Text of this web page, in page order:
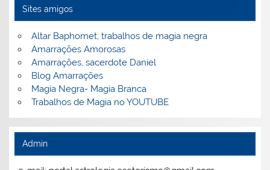
Sites amigos
Altar Baphomet, trabalhos de magia negra
Amarrações Amorosas
Amarrações, sacerdote Daniel
Blog Amarrações
Magia Negra- Magia Branca
Trabalhos de Magia no YOUTUBE
Admin